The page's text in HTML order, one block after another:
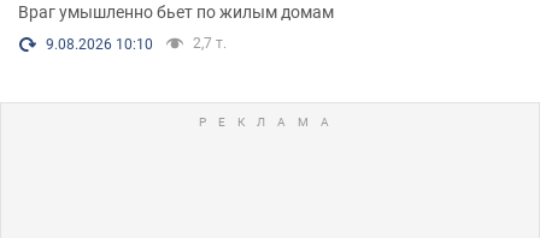
Враг умышленно бьет по жилым домам
9.08.2026 10:10 2,7 т.